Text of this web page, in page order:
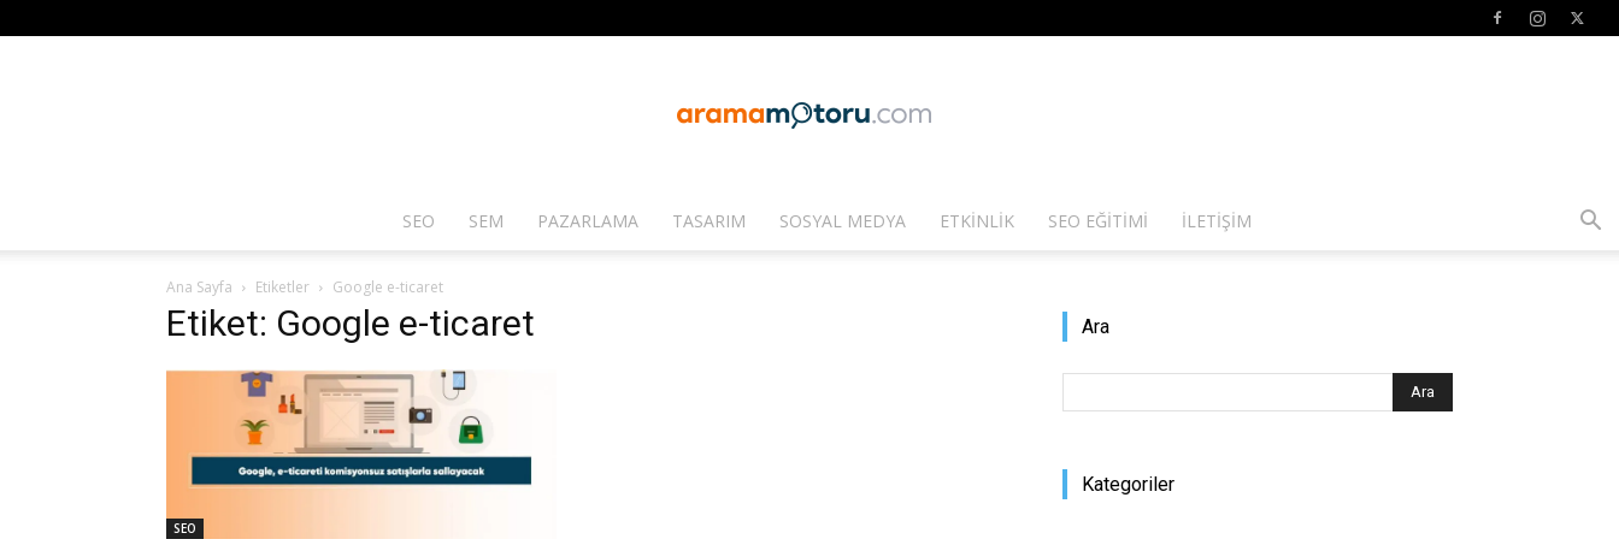
Arama
SEO SEM PAZARLAMA TASARIM SOSYAL MEDYA ETKINLIK SEO EĞITIMI İLETIŞIM
Ana Sayfa Etiketler Google e-ticaret
Etiket: Google e-ticaret
SEO
Ara
Kategoriler